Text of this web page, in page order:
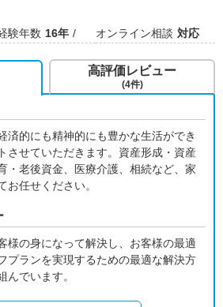
験年数 16年 オンライン相談 対応
済的にも精神的にも豊かな生活ができ
させていただきます。資産形成・資産
・老後資金、医療介護、相続など、家
お任せください。
様の身になって解決し、お客様の最適
プランを実現するための最適な解決方
んでいます。
高評価レビュー
(4件)